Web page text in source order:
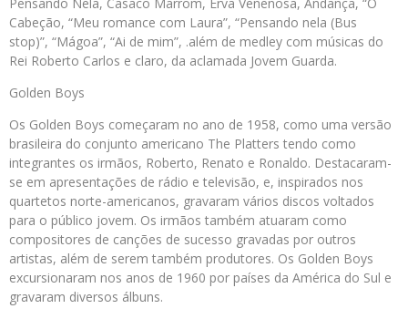
Cabeção, “Meu romance com Laura”, “Pensando nela (Bus
stop)”, “Mágoa”, “Ai de mim”, .além de medley com músicas do
Rei Roberto Carlos e claro, da aclamada Jovem Guarda.
Golden Boys
Os Golden Boys começaram no ano de 1958, como uma versão
brasileira do conjunto americano The Platters tendo como
integrantes os irmãos, Roberto, Renato e Ronaldo. Destacaram-
se em apresentações de rádio e televisão, e, inspirados nos
quartetos norte-americanos, gravaram vários discos voltados
para o público jovem. Os irmãos também atuaram como
compositores de canções de sucesso gravadas por outros
artistas, além de serem também produtores. Os Golden Boys
excursionaram nos anos de 1960 por países da América do Sul e
gravaram diversos álbuns.